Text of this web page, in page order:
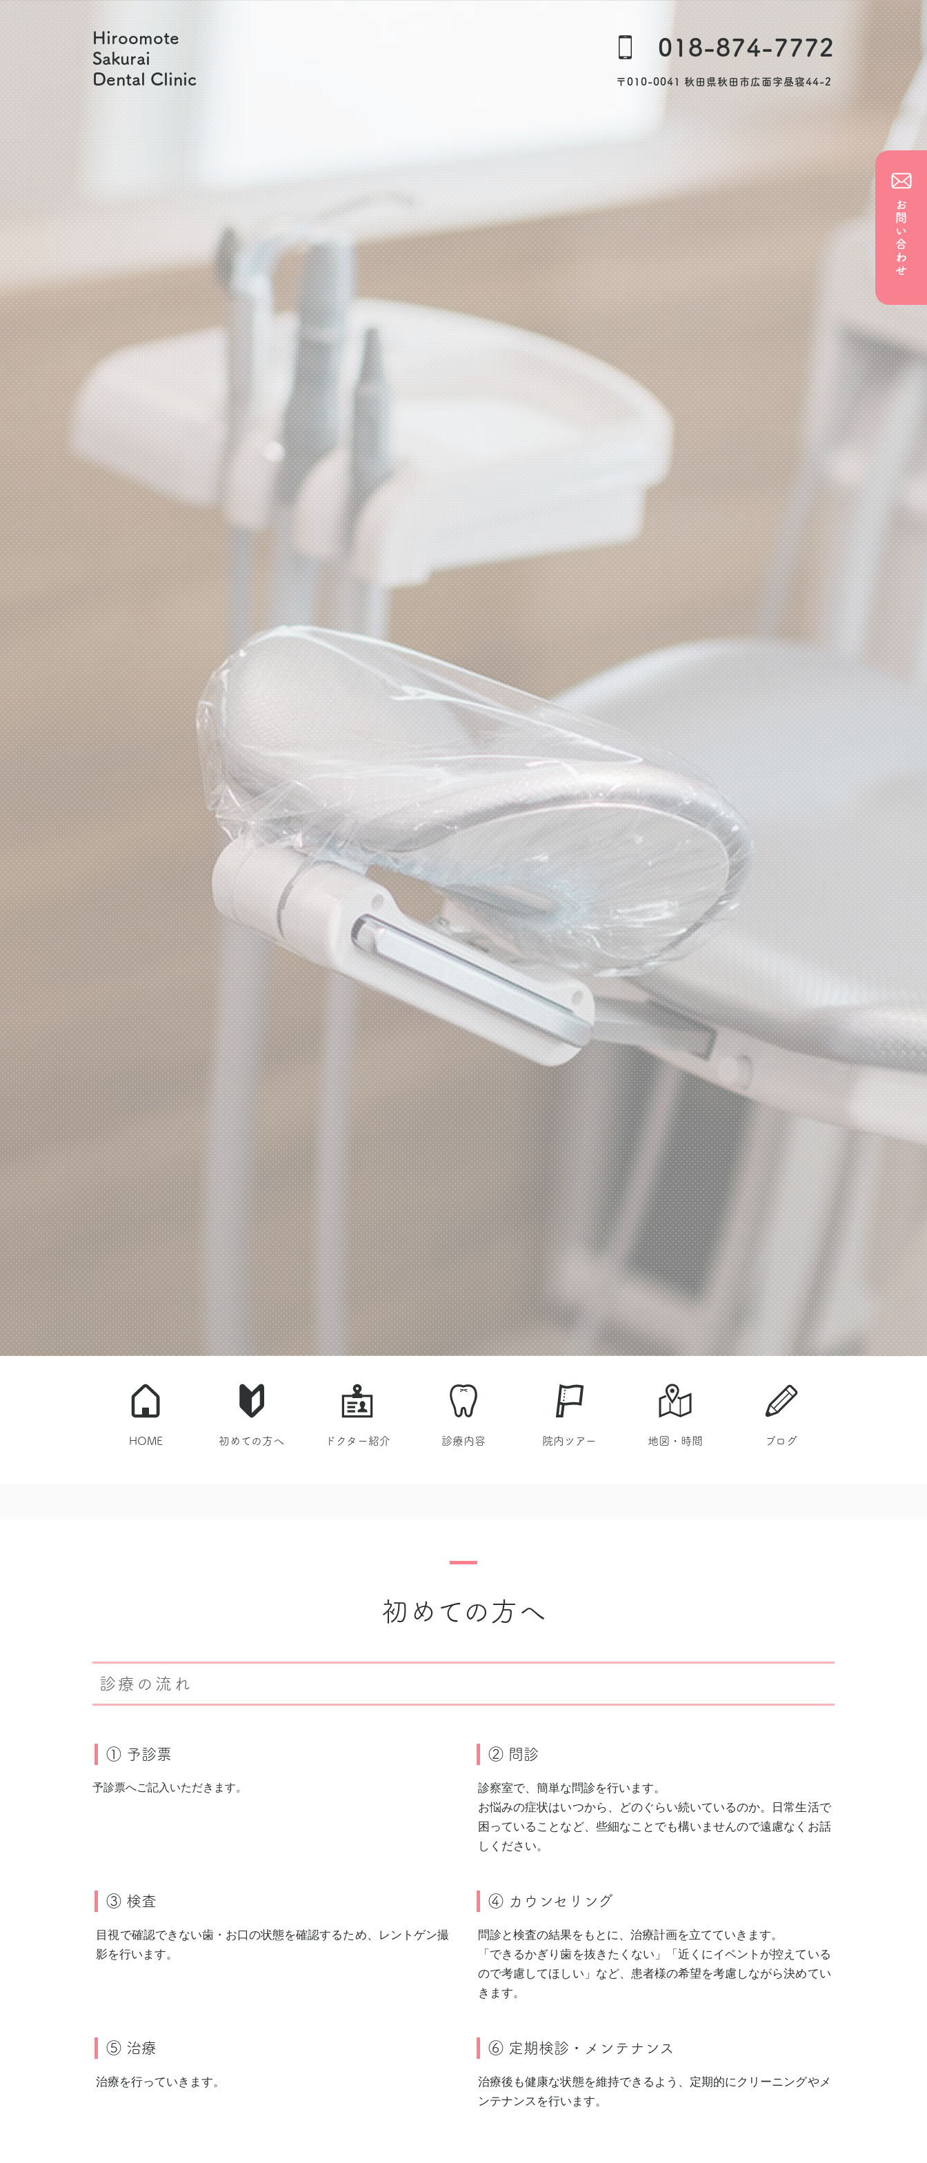
お問い合わせ
Hiroomote
Sakurai
Dental Clinic
018-874-7772
〒010-0041 秋田県秋田市広面字昼寝44-2
HOME 初めての方へ ドクター紹介 診療内容 院内ツアー 地図・時間 ブログ
初めての方へ
診療の流れ
① 予診票
予診票へご記入いただきます。
② 問診
診察室で、簡単な問診を行います。
お悩みの症状はいつから、どのぐらい続いているのか。日常生活で
困っていることなど、些細なことでも構いませんので遠慮なくお話
しください。
③ 検査
目視で確認できない歯・お口の状態を確認するため、レントゲン撮
影を行います。
④ カウンセリング
問診と検査の結果をもとに、治療計画を立てていきます。
「できるかぎり歯を抜きたくない」「近くにイベントが控えている
ので考慮してほしい」など、患者様の希望を考慮しながら決めてい
きます。
⑤ 治療
治療を行っていきます。
⑥ 定期検診・メンテナンス
治療後も健康な状態を維持できるよう、定期的にクリーニングやメ
ンテナンスを行います。